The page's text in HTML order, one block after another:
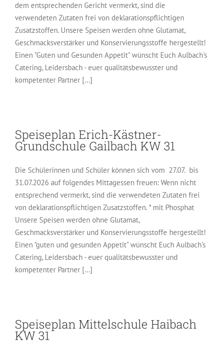
dem entsprechenden Gericht vermerkt, sind die
verwendeten Zutaten frei von deklarationspflichtigen
Zusatzstoffen. Unsere Speisen werden ohne Glutamat,
Geschmacksverstärker und Konservierungsstoffe hergestellt!
Einen "Guten und Gesunden Appetit" wünscht Euch Aulbach's
Catering, Leidersbach - euer qualitätsbewusster und
kompetenter Partner [...]
Speiseplan Erich-Kästner-
Grundschule Gailbach KW 31
Die Schülerinnen und Schüler können sich vom 27.07. bis
31.07.2026 auf folgendes Mittagessen freuen: Wenn nicht
entsprechend vermerkt, sind die verwendeten Zutaten frei
von deklarationspflichtigen Zusatzstoffen. * mit Phosphat
Unsere Speisen werden ohne Glutamat,
Geschmacksverstärker und Konservierungsstoffe hergestellt!
Einen "guten und gesunden Appetit" wünscht Euch Aulbach's
Catering, Leidersbach - euer qualitätsbewusster und
kompetenter Partner [...]
Speiseplan Mittelschule Haibach
KW 31